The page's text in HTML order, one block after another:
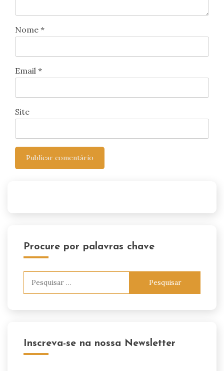
Nome *
Email *
Site
Procure por palavras chave
Inscreva-se na nossa Newsletter